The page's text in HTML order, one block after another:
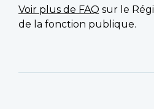
Voir plus de FAQ sur le
de la fonction publique.